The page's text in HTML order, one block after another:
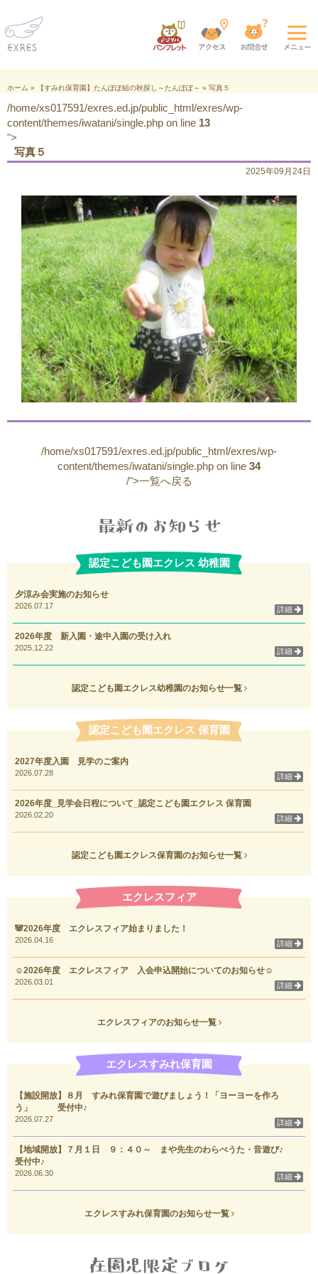
ホーム » 【すみれ保育園】たんぽぽ組の秋探し～たんぽぽ～ » 写真５
/home/xs017591/exres.ed.jp/public_html/exres/wp-
content/themes/iwatani/single.php on line 13
">
写真５
2025年09月24日
/home/xs017591/exres.ed.jp/public_html/exres/wp-
content/themes/iwatani/single.php on line 34
/">一覧へ戻る
認定こども園エクレス 幼稚園
夕涼み会実施のお知らせ
2026.07.17 詳細
2026年度 新入園・途中入園の受け入れ
2025.12.22 詳細
認定こども園エクレス幼稚園のお知らせ一覧
認定こども園エクレス 保育園
2027年度入園 見学のご案内
2026.07.28 詳細
2026年度_見学会日程について_認定こども園エクレス 保育園
2026.02.20 詳細
認定こども園エクレス保育園のお知らせ一覧
エクレスフィア
🐼2026年度 エクレスフィア始まりました！
2026.04.16 詳細
☺2026年度 エクレスフィア 入会申込開始についてのお知らせ☺
2026.03.01 詳細
エクレスフィアのお知らせ一覧
エクレスすみれ保育園
【施設開放】８月 すみれ保育園で遊びましょう！「ヨーヨーを作ろ
う」 受付中♪
2026.07.27 詳細
【地域開放】７月１日 ９：４０～ まや先生のわらべうた・音遊び♪
受付中♪
2026.06.30 詳細
エクレスすみれ保育園のお知らせ一覧